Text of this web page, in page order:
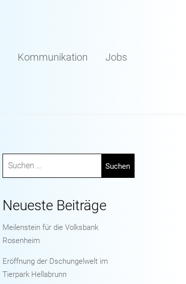
Kommunikation Jobs
Neueste Beiträge
Meilenstein für die Volksbank
Rosenheim
Eröffnung der Dschungelwelt im
Tierpark Hellabrunn